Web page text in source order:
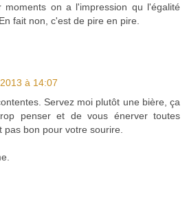
moments on a l'impression qu l'égalité
fait non, c'est de pire en pire.
à 14:07
Servez moi plutôt une bière, ça
penser et de vous énerver toutes
pas bon pour votre sourire.